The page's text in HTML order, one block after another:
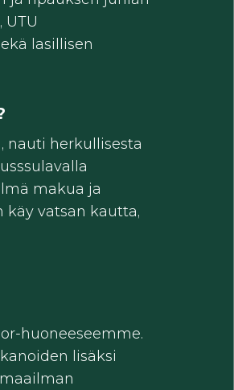
lasillisen
nauti herkullisesta
makua ja
käy vatsan kautta,
huoneeseemme.
lisäksi